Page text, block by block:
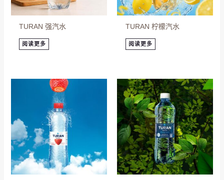
TURAN 强汽水
阅读更多
TURAN 柠檬汽水
阅读更多